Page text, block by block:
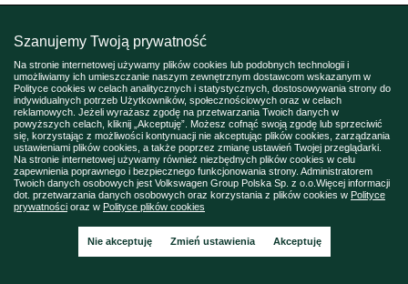
Szanujemy Twoją prywatność
Na stronie internetowej używamy plików cookies lub podobnych technologii i
umożliwiamy ich umieszczanie naszym zewnętrznym dostawcom wskazanym w
Polityce cookies w celach analitycznych i statystycznych, dostosowywania strony do
indywidualnych potrzeb Użytkowników, społecznościowych oraz w celach
reklamowych. Jeżeli wyrażasz zgodę na przetwarzania Twoich danych w
powyższych celach, kliknij „Akceptuję”. Możesz cofnąć swoją zgodę lub sprzeciwić
się, korzystając z możliwości kontynuacji nie akceptując plików cookies, zarządzania
ustawieniami plików cookies, a także poprzez zmianę ustawień Twojej przeglądarki.
Na stronie internetowej używamy również niezbędnych plików cookies w celu
zapewnienia poprawnego i bezpiecznego funkcjonowania strony. Administratorem
Twoich danych osobowych jest Volkswagen Group Polska Sp. z o.o.Więcej informacji
dot. przetwarzania danych osobowych oraz korzystania z plików cookies w Polityce
prywatności oraz w Polityce plików cookies
Nie akceptuję Zmień ustawienia Akceptuję